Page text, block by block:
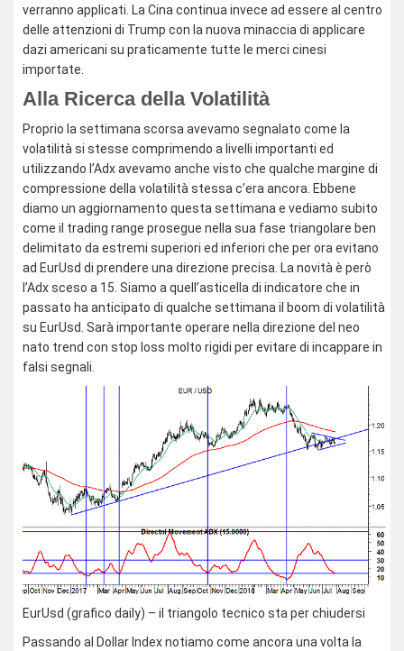
verranno applicati. La Cina continua invece ad essere al centro
delle attenzioni di Trump con la nuova minaccia di applicare
dazi americani su praticamente tutte le merci cinesi
importate.
Alla Ricerca della Volatilità
Proprio la settimana scorsa avevamo segnalato come la
volatilità si stesse comprimendo a livelli importanti ed
utilizzando l’Adx avevamo anche visto che qualche margine di
compressione della volatilità stessa c’era ancora. Ebbene
diamo un aggiornamento questa settimana e vediamo subito
come il trading range prosegue nella sua fase triangolare ben
delimitato da estremi superiori ed inferiori che per ora evitano
ad EurUsd di prendere una direzione precisa. La novità è però
l’Adx sceso a 15. Siamo a quell’asticella di indicatore che in
passato ha anticipato di qualche settimana il boom di volatilità
su EurUsd. Sarà importante operare nella direzione del neo
nato trend con stop loss molto rigidi per evitare di incappare in
falsi segnali.
EurUsd (grafico daily) – il triangolo tecnico sta per chiudersi
Passando al Dollar Index notiamo come ancora una volta la